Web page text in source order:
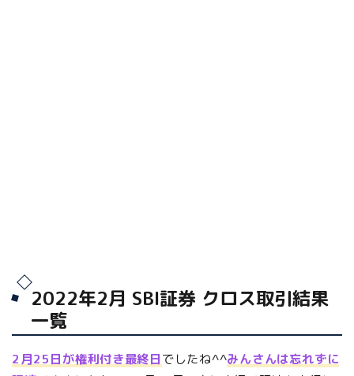
2022年2月 SBI証券 クロス取引結果
一覧
2月25日が権利付き最終日でしたね^^みんさんは忘れずに